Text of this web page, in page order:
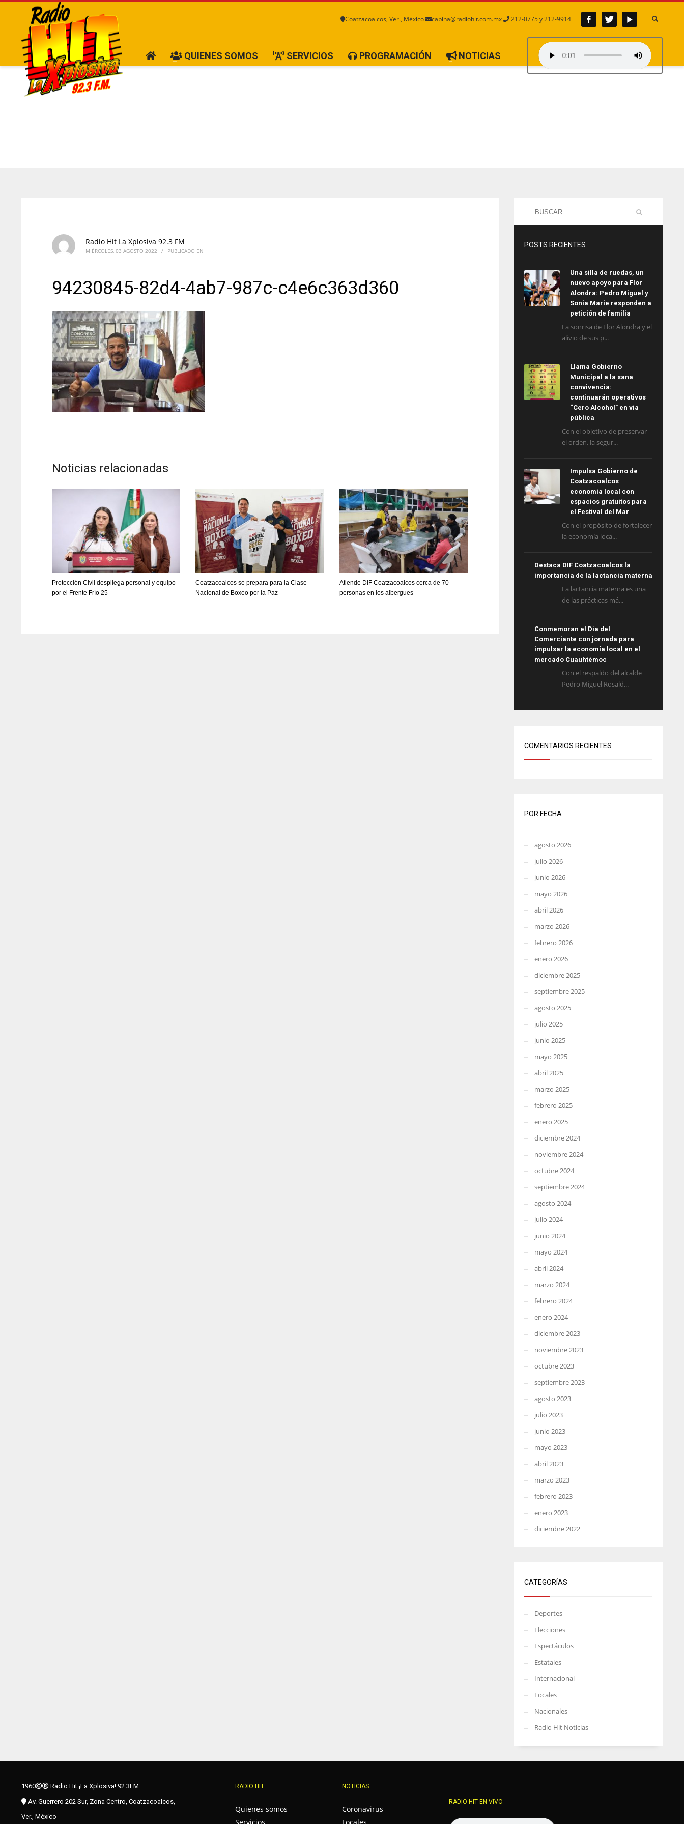
Coatzacoalcos, Ver., México cabina@radiohit.com.mx 212-0775 y 212-9914
QUIENES SOMOS SERVICIOS PROGRAMACIÓN NOTICIAS
Radio Hit La Xplosiva 92.3 FM
MIÉRCOLES, 03 AGOSTO 2022 / PUBLICADO EN
94230845-82d4-4ab7-987c-c4e6c363d360
Noticias relacionadas
Protección Civil despliega personal y equipo
por el Frente Frío 25
Coatzacoalcos se prepara para la Clase
Nacional de Boxeo por la Paz
Atiende DIF Coatzacoalcos cerca de 70
personas en los albergues
POSTS RECIENTES
Una silla de ruedas, un
nuevo apoyo para Flor
Alondra: Pedro Miguel y
Sonia Marie responden a
petición de familia
La sonrisa de Flor Alondra y el
alivio de sus p...
Llama Gobierno
Municipal a la sana
convivencia:
continuarán operativos
“Cero Alcohol” en vía
pública
Con el objetivo de preservar
el orden, la segur...
Impulsa Gobierno de
Coatzacoalcos
economía local con
espacios gratuitos para
el Festival del Mar
Con el propósito de fortalecer
la economía loca...
Destaca DIF Coatzacoalcos la
importancia de la lactancia materna
La lactancia materna es una
de las prácticas má...
Conmemoran el Día del
Comerciante con jornada para
impulsar la economía local en el
mercado Cuauhtémoc
Con el respaldo del alcalde
Pedro Miguel Rosald...
COMENTARIOS RECIENTES
POR FECHA
agosto 2026
julio 2026
junio 2026
mayo 2026
abril 2026
marzo 2026
febrero 2026
enero 2026
diciembre 2025
septiembre 2025
agosto 2025
julio 2025
junio 2025
mayo 2025
abril 2025
marzo 2025
febrero 2025
enero 2025
diciembre 2024
noviembre 2024
octubre 2024
septiembre 2024
agosto 2024
julio 2024
junio 2024
mayo 2024
abril 2024
marzo 2024
febrero 2024
enero 2024
diciembre 2023
noviembre 2023
octubre 2023
septiembre 2023
agosto 2023
julio 2023
junio 2023
mayo 2023
abril 2023
marzo 2023
febrero 2023
enero 2023
diciembre 2022
CATEGORÍAS
Deportes
Elecciones
Espectáculos
Estatales
Internacional
Locales
Nacionales
Radio Hit Noticias
1960
Radio Hit ¡La Xplosiva! 92.3FM
Av. Guerrero 202 Sur, Zona Centro, Coatzacoalcos,
Ver., México
RADIO HIT
Quienes somos
NOTICIAS
Coronavirus
RADIO HIT EN VIVO